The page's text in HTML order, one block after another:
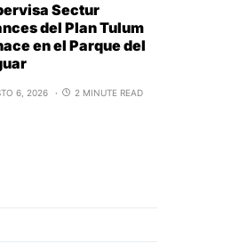
Sectur
del Plan Tulum
en el Parque del
6, 2026 2 MINUTE READ